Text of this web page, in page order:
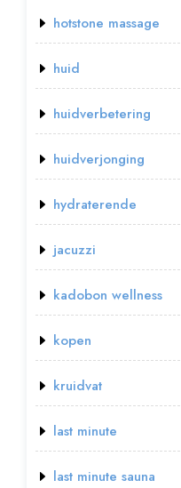
hotstone massage
huid
huidverbetering
huidverjonging
hydraterende
jacuzzi
kadobon wellness
kopen
kruidvat
last minute
last minute sauna